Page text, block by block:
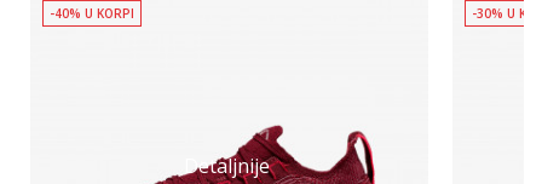
Detaljnije
-40% U KORPI -30% U